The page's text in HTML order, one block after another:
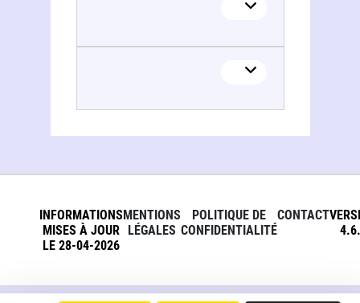
INFORMATIONS
MISES À JOUR
LE 28-04-2026
MENTIONS
LÉGALES
POLITIQUE DE
CONFIDENTIALITÉ
CONTACT